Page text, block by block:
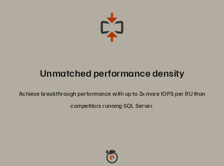
Unmatched performance density
Achieve breakthrough performance with up to 3x more IOPS per RU than
competitors running SQL Server.